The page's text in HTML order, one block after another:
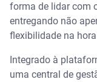
forma de lidar com
entregando não
flexibilidade na
Integrado à
uma central de